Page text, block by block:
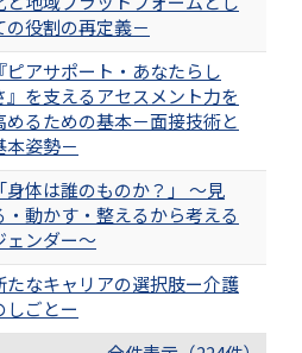
の役割の再定義－
『ピアサポート・あなたらし
』を支えるアセスメント力を
めるための基本－面接技術と
本姿勢－
「身体は誰のものか？」 ～見
・動かす・整えるから考える
ェンダー～
たなキャリアの選択肢ー介護
しごとー